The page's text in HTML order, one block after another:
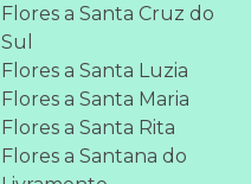
Flores a Santa Cruz do
Sul
Flores a Santa Luzia
Flores a Santa Maria
Flores a Santa Rita
Flores a Santana do